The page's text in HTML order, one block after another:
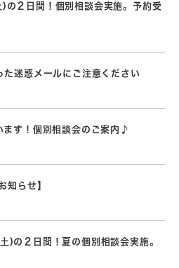
２日間！個別相談会実施。予約受
た迷惑メールにご注意ください
ます！個別相談会のご案内♪
らせ】
の２日間！夏の個別相談会実施。